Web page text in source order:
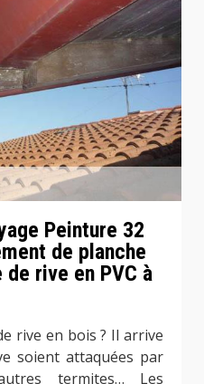
Peinture 32
de planche
rive en PVC à
rive en bois ? Il arrive
soient attaquées par
termites… Les